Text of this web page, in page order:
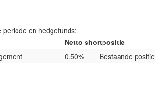
periode en hedgefunds:
Netto shortpositie
0.50% Bestaande positie